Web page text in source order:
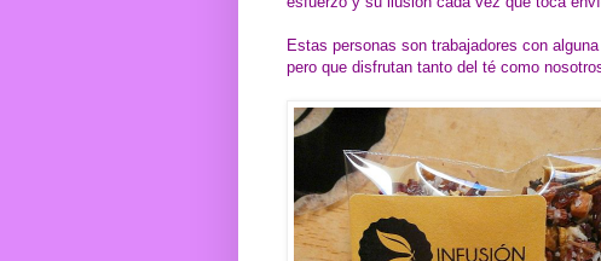
Estas personas son trabajadores con
pero que disfrutan tanto del té como